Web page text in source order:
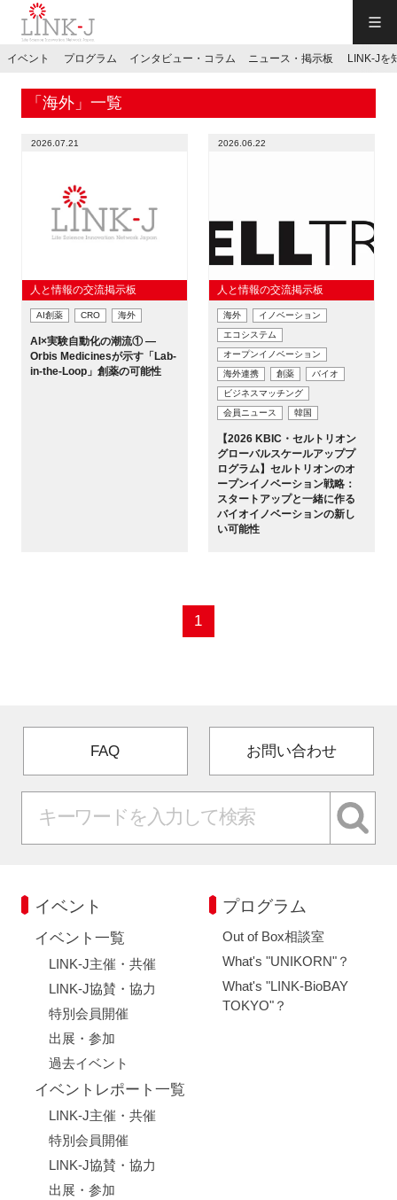
特別会員専用メニュー
お問い合わせ
マイページ
施設・アクセス
FAQ
イベント プログラム インタビュー・コラム ニュース・掲示板 LINK-Jを
「海外」一覧
2026.07.21
人と情報の交流掲示板
AI創薬 CRO 海外
AI×実験自動化の潮流① ―
Orbis Medicinesが示す「Lab-
in-the-Loop」創薬の可能性
2026.06.22
人と情報の交流掲示板
海外
イノベーション
エコシステム
オープンイノベーション
海外連携
創薬
バイオ
ビジネスマッチング
会員ニュース
韓国
【2026 KBIC・セルトリオン
グローバルスケールアッププ
ログラム】セルトリオンのオ
ープンイノベーション戦略：
スタートアップと一緒に作る
バイオイノベーションの新し
い可能性
1
FAQ お問い合わせ
イベント
イベント一覧
LINK-J主催・共催
LINK-J協賛・協力
特別会員開催
出展・参加
過去イベント
イベントレポート一覧
LINK-J主催・共催
特別会員開催
LINK-J協賛・協力
出展・参加
プログラム
Out of Box相談室
What's "UNIKORN"？
What's "LINK-BioBAY
TOKYO"？